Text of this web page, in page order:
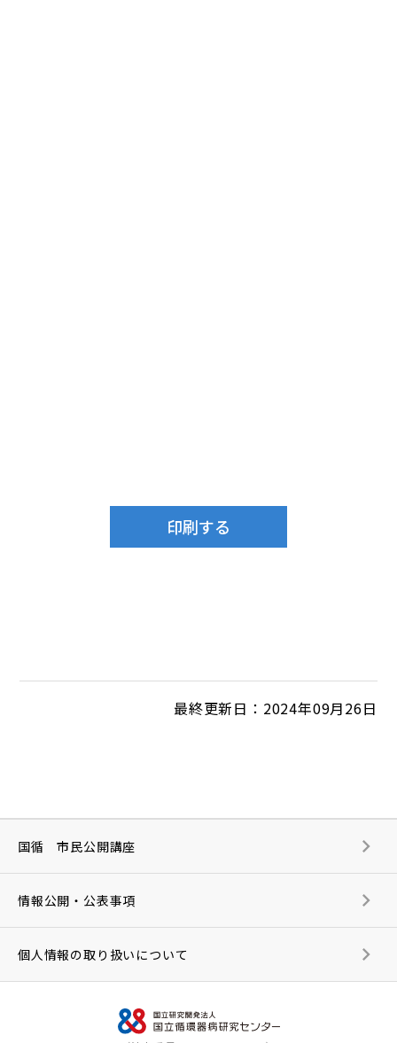
最終更新日：2024年09月26日
国循 市民公開講座
情報公開・公表事項
個人情報の取り扱いについて